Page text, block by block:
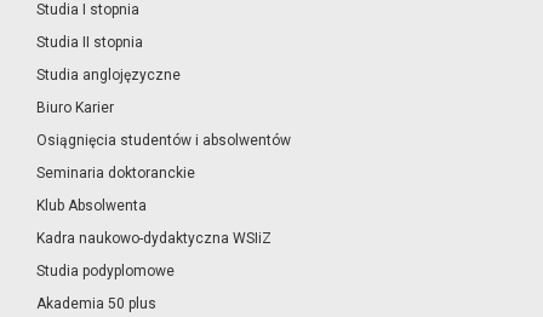
Studia I stopnia
Studia II stopnia
Studia anglojęzyczne
Biuro Karier
Osiągnięcia studentów i absolwentów
Seminaria doktoranckie
Klub Absolwenta
Kadra naukowo-dydaktyczna WSIiZ
Studia podyplomowe
Akademia 50 plus